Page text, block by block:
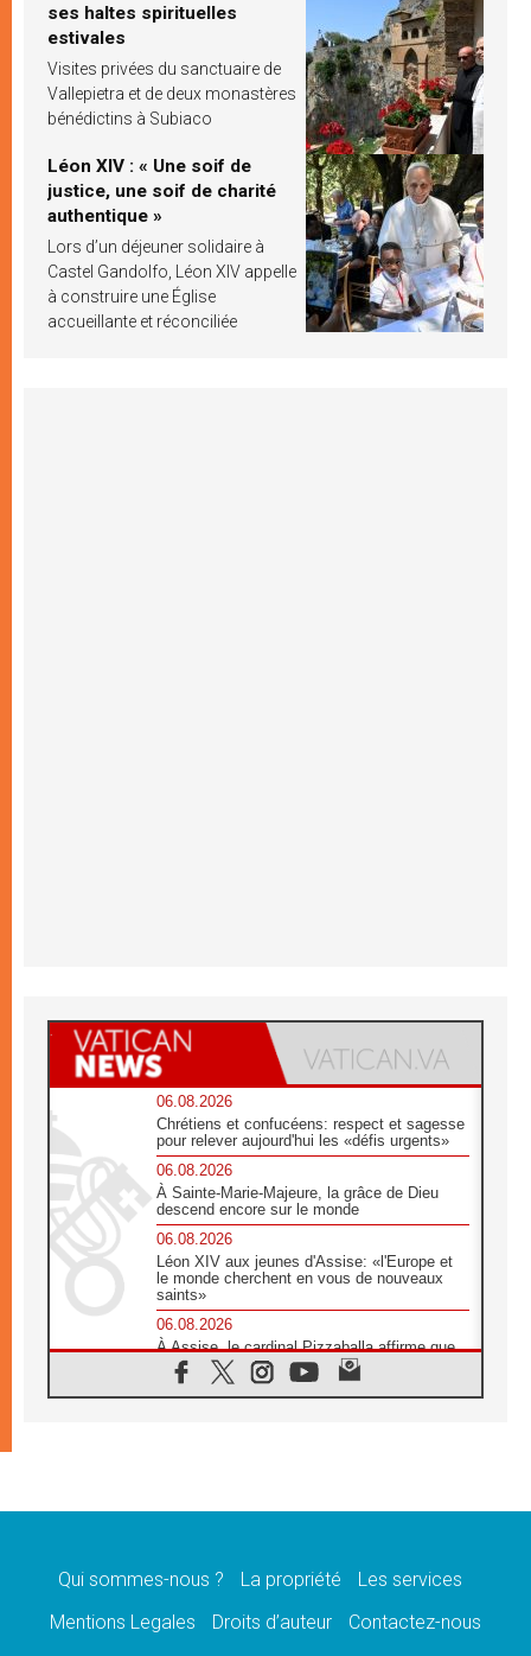
ses haltes spirituelles
estivales
Visites privées du sanctuaire de
Vallepietra et de deux monastères
bénédictins à Subiaco
Léon XIV : « Une soif de
justice, une soif de charité
authentique »
Lors d’un déjeuner solidaire à
Castel Gandolfo, Léon XIV appelle
à construire une Église
accueillante et réconciliée
06.08.2026
Chrétiens et confucéens: respect et sagesse
pour relever aujourd'hui les «défis urgents»
06.08.2026
À Sainte-Marie-Majeure, la grâce de Dieu
descend encore sur le monde
06.08.2026
Léon XIV aux jeunes d'Assise: «l'Europe et
le monde cherchent en vous de nouveaux
saints»
06.08.2026
À Assise, le cardinal Pizzaballa affirme que
«les chrétiens veulent la paix»
06.08.2026
message de paix et de dignité humaine»
«La visite du Pape en Uruguay renforcera
Qui sommes-nous ? La propriété
Les services
Mentions Legales
Droits d’auteur Contactez-nous